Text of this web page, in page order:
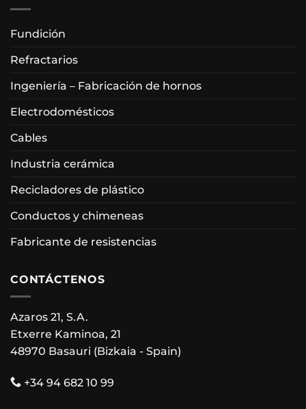
Fundición
Refractarios
Ingeniería – Fabricación de hornos
Electrodomésticos
Cables
Industria cerámica
Recicladores de plástico
Conductos y chimeneas
Fabricante de resistencias
CONTÁCTENOS
Azaros 21, S.A.
Etxerre Kaminoa, 21
48970 Basauri (Bizkaia - Spain)
+34 94 682 10 99